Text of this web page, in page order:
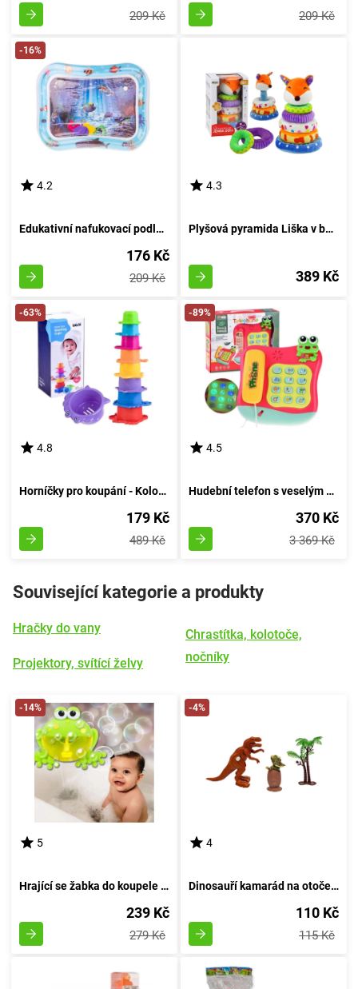
209 Kč 209 Kč
-16%
4.2
Edukativní nafukovací podložka s vodními motivy: design 5
176 Kč
209 Kč
4.3
Plyšová pyramida Liška v barvách 27 cm
389 Kč
-63%
4.8
Horníčky pro koupání - Kolorovaná věžička vody
179 Kč
489 Kč
-89%
4.5
Hudební telefon s veselým žábrem v barvách
370 Kč
3 369 Kč
Související kategorie a produkty
Hračky do vany
Projektory, svítící želvy
Chrastítka, kolotoče,
nočníky
-14%
5
Hrající se žabka do koupele s hudbou
239 Kč
279 Kč
-4%
4
Dinosauří kamarád na otočení
110 Kč
115 Kč